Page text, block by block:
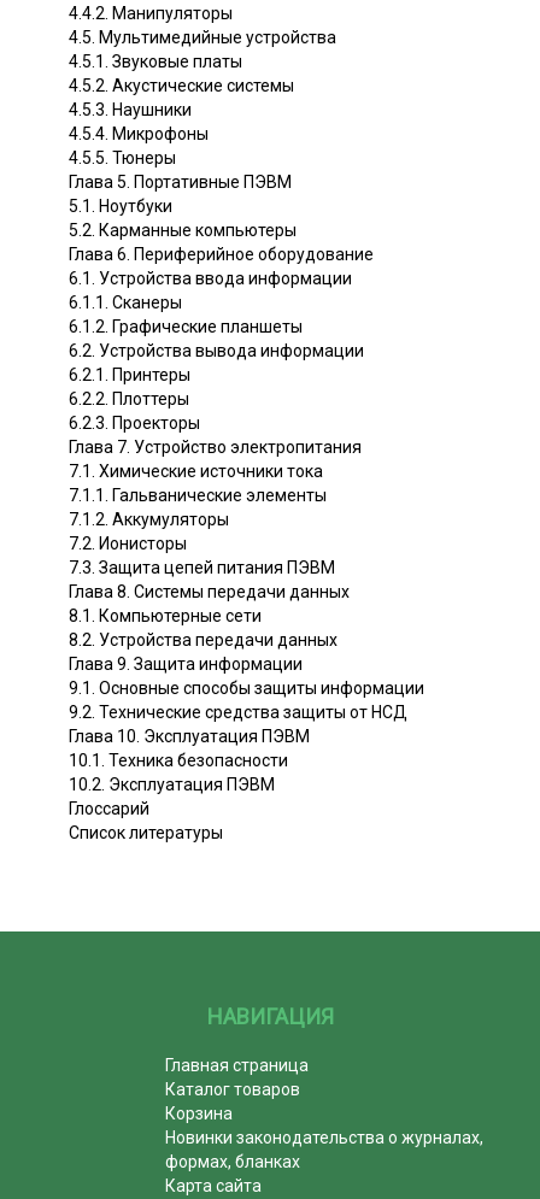
4.4.2. Манипуляторы
4.5. Мультимедийные устройства
4.5.1. Звуковые платы
4.5.2. Акустические системы
4.5.3. Наушники
4.5.4. Микрофоны
4.5.5. Тюнеры
Глава 5. Портативные ПЭВМ
5.1. Ноутбуки
5.2. Карманные компьютеры
Глава 6. Периферийное оборудование
6.1. Устройства ввода информации
6.1.1. Сканеры
6.1.2. Графические планшеты
6.2. Устройства вывода информации
6.2.1. Принтеры
6.2.2. Плоттеры
6.2.3. Проекторы
Глава 7. Устройство электропитания
7.1. Химические источники тока
7.1.1. Гальванические элементы
7.1.2. Аккумуляторы
7.2. Ионисторы
7.3. Защита цепей питания ПЭВМ
Глава 8. Системы передачи данных
8.1. Компьютерные сети
8.2. Устройства передачи данных
Глава 9. Защита информации
9.1. Основные способы защиты информации
9.2. Технические средства защиты от НСД
Глава 10. Эксплуатация ПЭВМ
10.1. Техника безопасности
10.2. Эксплуатация ПЭВМ
Глоссарий
Список литературы
НАВИГАЦИЯ
Главная страница
Каталог товаров
Корзина
Новинки законодательства о журналах,
формах, бланках
Карта сайта